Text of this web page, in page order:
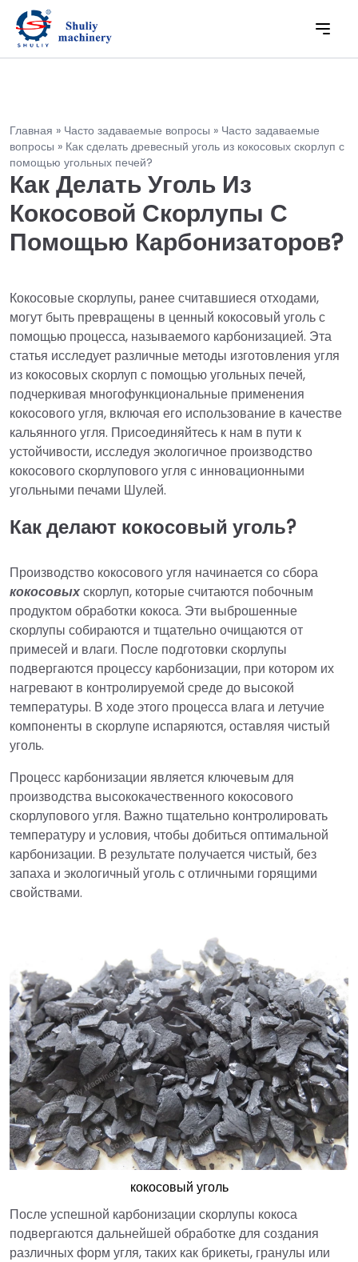
Главная » Часто задаваемые вопросы » Часто задаваемые
вопросы » Как сделать древесный уголь из кокосовых скорлуп с
помощью угольных печей?
Как Делать Уголь Из
Кокосовой Скорлупы С
Помощью Карбонизаторов?
Кокосовые скорлупы, ранее считавшиеся отходами,
могут быть превращены в ценный кокосовый уголь с
помощью процесса, называемого карбонизацией. Эта
статья исследует различные методы изготовления угля
из кокосовых скорлуп с помощью угольных печей,
подчеркивая многофункциональные применения
кокосового угля, включая его использование в качестве
кальянного угля. Присоединяйтесь к нам в пути к
устойчивости, исследуя экологичное производство
кокосового скорлупового угля с инновационными
угольными печами Шулей.
Как делают кокосовый уголь?
Производство кокосового угля начинается со сбора
кокосовыхскорлуп, которые считаются побочным
продуктом обработки кокоса. Эти выброшенные
скорлупы собираются и тщательно очищаются от
примесей и влаги. После подготовки скорлупы
подвергаются процессу карбонизации, при котором их
нагревают в контролируемой среде до высокой
температуры. В ходе этого процесса влага и летучие
компоненты в скорлупе испаряются, оставляя чистый
уголь.
Процесс карбонизации является ключевым для
производства высококачественного кокосового
скорлупового угля. Важно тщательно контролировать
температуру и условия, чтобы добиться оптимальной
карбонизации. В результате получается чистый, без
запаха и экологичный уголь с отличными горящими
свойствами.
кокосовый уголь
После успешной карбонизации скорлупы кокоса
подвергаются дальнейшей обработке для создания
различных форм угля, таких как брикеты, гранулы или